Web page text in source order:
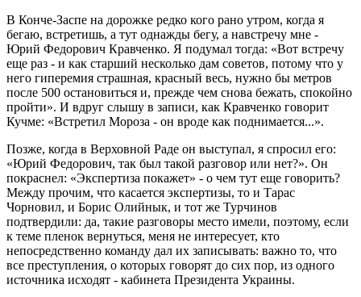
В Конче-Заспе на дорожке редко кого рано утром, когда я
бегаю, встретишь, а тут однажды бегу, а навстречу мне -
Юрий Федорович Кравченко. Я подумал тогда: «Вот встречу
еще раз - и как старший несколько дам советов, потому что у
него гиперемия страшная, красный весь, нужно бы метров
после 500 остановиться и, прежде чем снова бежать, спокойно
пройти». И вдруг слышу в записи, как Кравченко говорит
Кучме: «Встретил Мороза - он вроде как поднимается...».
Позже, когда в Верховной Раде он выступал, я спросил его:
«Юрий Федорович, так был такой разговор или нет?». Он
покраснел: «Экспертиза покажет» - о чем тут еще говорить?
Между прочим, что касается экспертизы, то и Тарас
Чорновил, и Борис Олийнык, и тот же Турчинов
подтвердили: да, такие разговоры место имели, поэтому, если
к теме пленок вернуться, меня не интересует, кто
непосредственно команду дал их записывать: важно то, что
все преступления, о которых говорят до сих пор, из одного
источника исходят - кабинета Президента Украины.